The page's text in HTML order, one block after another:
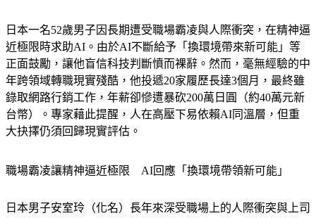
近極限時求助AI。由於AI不斷給予「換環境帶來新可能」等
正面鼓勵，讓他盲信科技判斷憤而裸辭。然而，毫無經驗的中
年跨領域轉職現實殘酷，他投遞20家履歷長達3個月，最終雖
錄取網路行銷工作，年薪卻慘遭暴砍200萬日圓（約40萬元新
台幣）。專家藉此提醒，人在高壓下易依賴AI同溫層，但重
大抉擇仍須回歸現實評估。
的職權霸凌所苦。當時他任職於服務業第一線，年收入高達